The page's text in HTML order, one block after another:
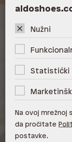
Zagreb
ALDO, City
ALDO, Tower
Nužni
Statistički
Na ovoj mrežnoj
da pročitate
postavke.